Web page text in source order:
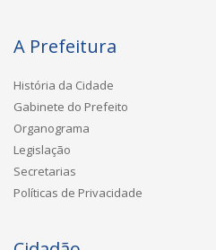
A Prefeitura
História da Cidade
Gabinete do Prefeito
Organograma
Legislação
Secretarias
Políticas de Privacidade